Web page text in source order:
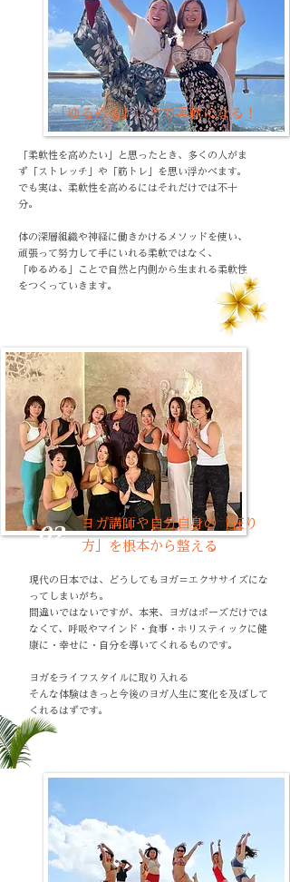
「ゆるめる」ことで柔軟になる！
「柔軟性を高めたい」と思ったとき、多くの人がま
ず「ストレッチ」や「筋トレ」を思い浮かべます。
でも実は、柔軟性を高めるにはそれだけでは不十
分。
体の深層組織や神経に働きかけるメソッドを使い、
頑張って努力して手にいれる柔軟ではなく、
「ゆるめる」ことで自然と内側から生まれる柔軟性
をつくっていきます。
02
ヨガ講師や自分自身の「在り
方」を根本から整える
現代の日本では、どうしてもヨガ＝エクササイズにな
ってしまいがち。
間違いではないですが、本来、ヨガはポーズだけでは
なくて、呼吸やマインド・食事・ホリスティックに健
康に・幸せに・自分を導いてくれるものです。
ヨガをライフスタイルに取り入れる
そんな体験はきっと今後のヨガ人生に変化を及ぼして
くれるはずです。